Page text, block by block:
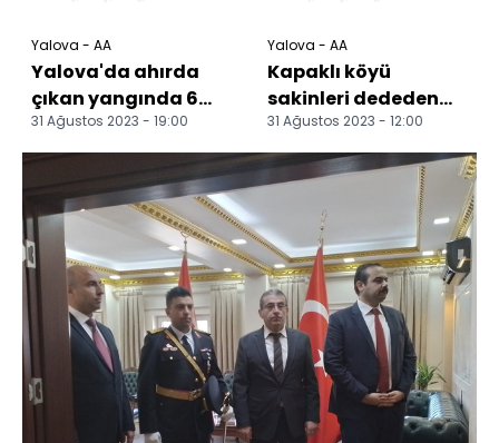
Yalova - AA
Yalova'da ahırda
çıkan yangında 6
küçükbaş hayvan
telef oldu
31 Ağustos 2023 - 19:00
Yalova - AA
Kapaklı köyü
sakinleri dededen
toruna 150 yıldır
balıkçılıkla geçiniyor
31 Ağustos 2023 - 12:00